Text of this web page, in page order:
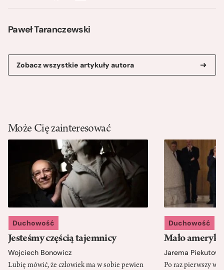
Paweł Taranczewski
Zobacz wszystkie artykuły autora
Może Cię zainteresować
Duchowość
Jesteśmy częścią tajemnicy
Wojciech Bonowicz
Lubię mówić, że człowiek ma w sobie pewien
Duchowość
Mało
Jarema
Po raz pierwszy w